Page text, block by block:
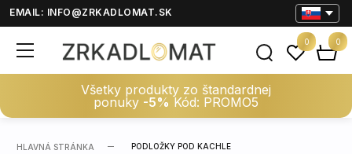
EMAIL: INFO@ZRKADLOMAT.SK
Všetky produkty zo štandardnej
ponuky -5% Kód: PROMO5
0 0
HLAVNÁ STRÁNKA PODLOŽKY POD KACHLE